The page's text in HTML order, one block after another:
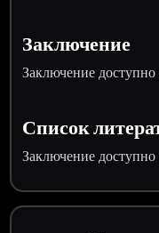
Заключение
Заключение
Список
Заключение